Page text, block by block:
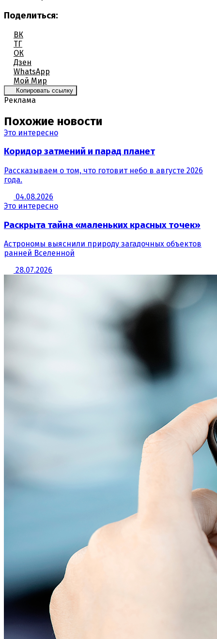
Поделиться:
ВК
ТГ
ОК
Дзен
WhatsApp
Мой Мир
Копировать ссылку
Реклама
Похожие новости
Это интересно
Коридор затмений и парад планет
Рассказываем о том, что готовит небо в августе 2026
года.
04.08.2026
Это интересно
Раскрыта тайна «маленьких красных точек»
Астрономы выяснили природу загадочных объектов
ранней Вселенной
28.07.2026